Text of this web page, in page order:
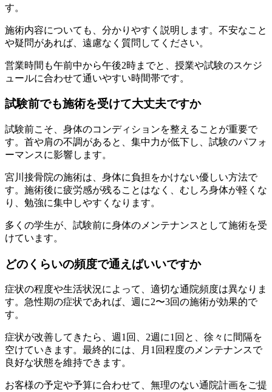
す。
施術内容についても、分かりやすく説明します。不安なこと
や疑問があれば、遠慮なく質問してください。
営業時間も午前中から午後2時までと、授業や試験のスケジ
ュールに合わせて通いやすい時間帯です。
試験前でも施術を受けて大丈夫ですか
試験前こそ、身体のコンディションを整えることが重要で
す。首や肩の不調があると、集中力が低下し、試験のパフォ
ーマンスに影響します。
宮川接骨院の施術は、身体に負担をかけない優しい方法で
す。施術後に疲労感が残ることはなく、むしろ身体が軽くな
り、勉強に集中しやすくなります。
多くの学生が、試験前に身体のメンテナンスとして施術を受
けています。
どのくらいの頻度で通えばいいですか
症状の程度や生活状況によって、適切な通院頻度は異なりま
す。急性期の症状であれば、週に2〜3回の施術が効果的で
す。
症状が改善してきたら、週1回、2週に1回と、徐々に間隔を
空けていきます。最終的には、月1回程度のメンテナンスで
良好な状態を維持できます。
お客様の予定や予算に合わせて、無理のない通院計画をご提